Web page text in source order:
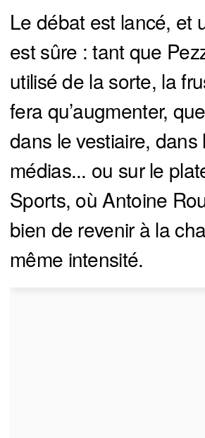
Le débat est lancé, et
est sûre : tant que
utilisé de la sorte, la
fera qu’augmenter,
dans le vestiaire, dans
médias... ou sur le
Sports, où Antoine
bien de revenir à la
même intensité.